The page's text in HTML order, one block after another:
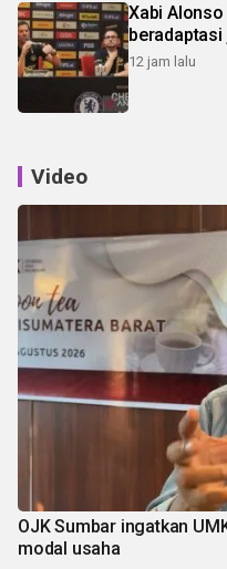
Xabi
12 jam lalu
Video
OJK Sumbar ingatkan
modal usaha